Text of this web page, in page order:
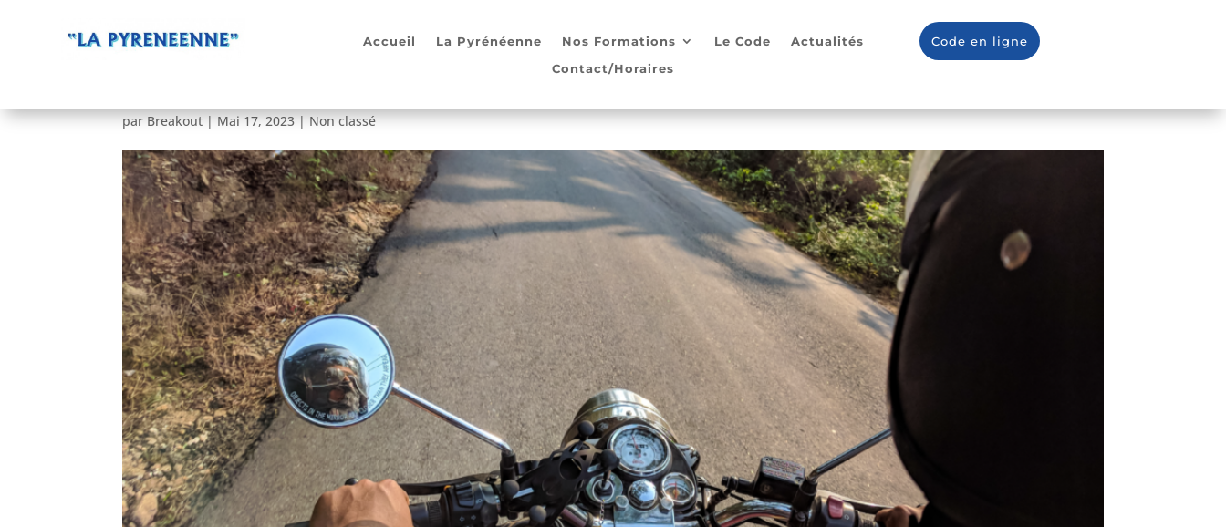
Accueil La Pyrénéenne Nos Formations Le Code
Actualités
Contact/Horaires
Code en ligne
parBreakout|Mai 17, 2023|Non classé